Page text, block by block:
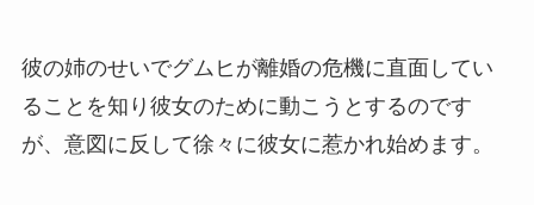
彼の姉のせいでグムヒが離婚の危機に直面してい
ることを知り彼女のために動こうとするのです
が、意図に反して徐々に彼女に惹かれ始めます。